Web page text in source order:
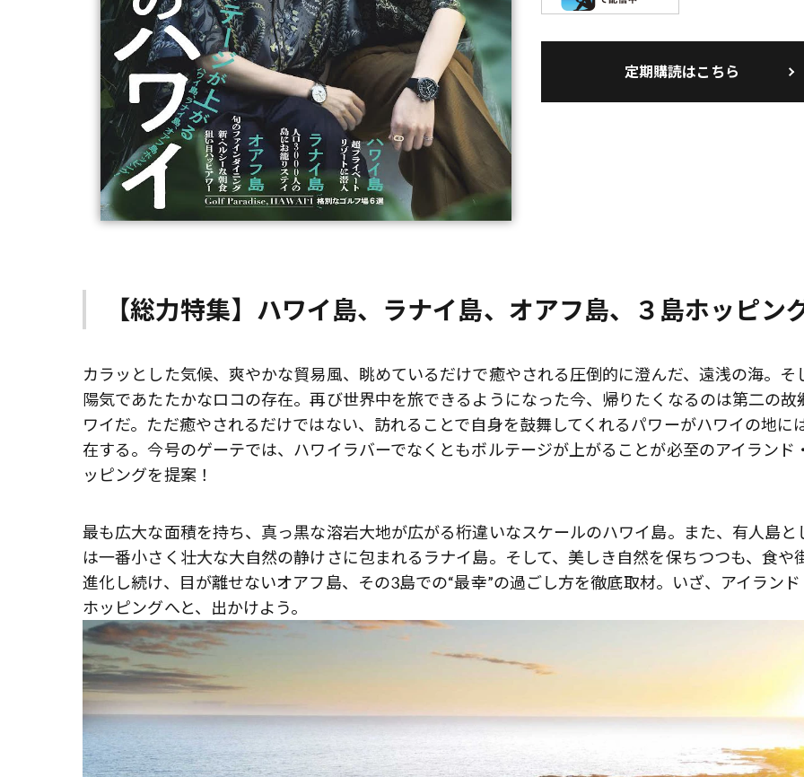
定期購読はこちら
【総力特集】ハワイ島、ラナイ島、オアフ島、３島ホッピン
カラッとした気候、爽やかな貿易風、眺めているだけで癒やされる圧倒的に澄んだ、遠浅の海。そ
陽気であたたかなロコの存在。再び世界中を旅できるようになった今、帰りたくなるのは第二の故
ワイだ。ただ癒やされるだけではない、訪れることで自身を鼓舞してくれるパワーがハワイの地に
在する。今号のゲーテでは、ハワイラバーでなくともボルテージが上がることが必至のアイランド
ッピングを提案！
最も広大な面積を持ち、真っ黒な溶岩大地が広がる桁違いなスケールのハワイ島。また、有人島と
は一番小さく壮大な大自然の静けさに包まれるラナイ島。そして、美しき自然を保ちつつも、食や
進化し続け、目が離せないオアフ島、その3島での“最幸”の過ごし方を徹底取材。いざ、アイラン
ホッピングへと、出かけよう。